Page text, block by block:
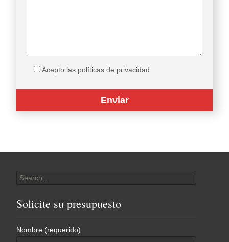
Acepto las políticas de privacidad
for:
Solicite su presupuesto
Nombre (requerido)